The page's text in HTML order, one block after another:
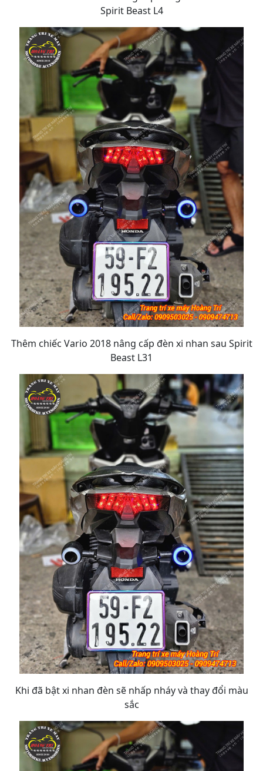
Spirit Beast L4
Thêm chiếc Vario 2018 nâng cấp đèn xi nhan sau Spirit
Beast L31
Khi đã bật xi nhan đèn sẽ nhấp nháy và thay đổi màu
sắc